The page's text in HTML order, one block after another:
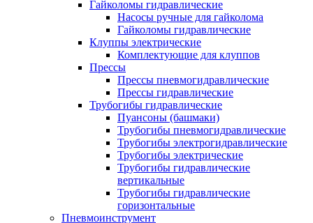
Гайколомы гидравлические
Насосы ручные для гайколома
Гайколомы гидравлические
Клуппы электрические
Комплектующие для клуппов
Прессы
Прессы пневмогидравлические
Прессы гидравлические
Трубогибы гидравлические
Пуансоны (башмаки)
Трубогибы пневмогидравлические
Трубогибы электрогидравлические
Трубогибы электрические
Трубогибы гидравлические
вертикальные
Трубогибы гидравлические
горизонтальные
Пневмоинструмент